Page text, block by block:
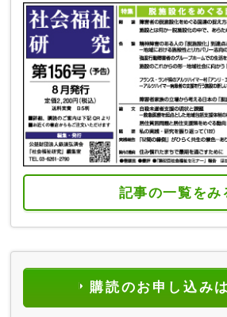
記事の一覧をみ
購読のお申し込み